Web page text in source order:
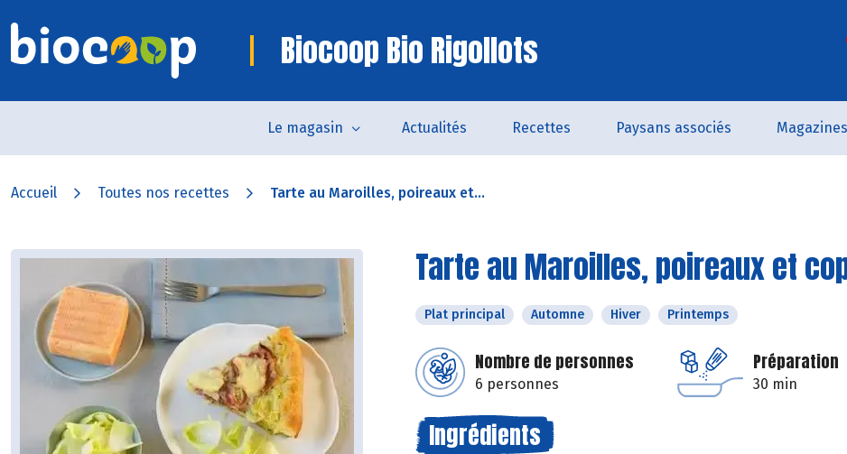
Biocoop Bio Rigollots
Le magasin Actualités Recettes Paysans associés Magazines
Accueil Toutes nos recettes Tarte au Maroilles, poireaux et...
Tarte au Maroilles, poireaux et
Plat principal Automne Hiver Printemps
Nombre de personnes
6 personnes
Préparation
30 min
Ingrédients